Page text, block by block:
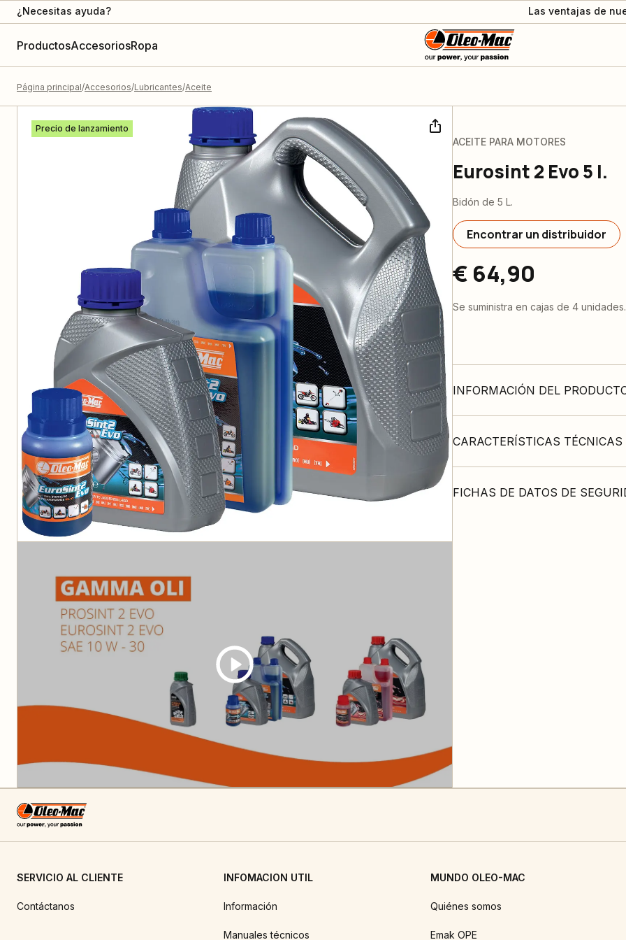
¿Necesitas ayuda? Las ventajas de
ProductosAccesoriosRopa
Página principal Accesorios Lubricantes Aceite
Precio de lanzamiento
ACEITE PARA MOTORES
Eurosint 2 Evo 5 l.
Bidón de 5 L.
Encontrar un distribuidor
€ 64,90
Se suministra en cajas de 4 unidades.
INFORMACIÓN DEL
CARACTERÍSTICAS TÉCNICAS
FICHAS DE DATOS DE
SERVICIO AL CLIENTE
Contáctanos
INFOMACION UTIL
Información
Manuales técnicos
MUNDO OLEO-MAC
Quiénes somos
Emak OPE